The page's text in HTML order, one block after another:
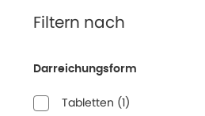
Filtern nach
Darreichungsform
Tabletten (1)